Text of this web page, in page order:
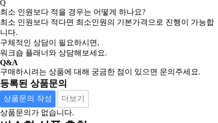
Q
최소 인원보다 적을 경우는 어떻게 하나요?
최소 인원보다 적다면 최소인원의 기본가격으로 진행이 가능합
니다.
구체적인 상담이 필요하시면,
워크숍 플래너와 상담해보세요.
Q&A
구매하시려는 상품에 대해 궁금한 점이 있으면 문의주세요.
등록된 상품문의
상품문의 작성
더보기
상품문의가 없습니다.